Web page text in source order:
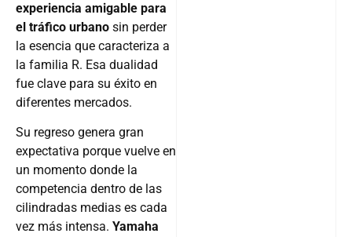
experiencia amigable para
el tráfico urbano sin perder
la esencia que caracteriza a
la familia R. Esa dualidad
fue clave para su éxito en
diferentes mercados.
Su regreso genera gran
expectativa porque vuelve en
un momento donde la
competencia dentro de las
cilindradas medias es cada
vez más intensa. Yamaha